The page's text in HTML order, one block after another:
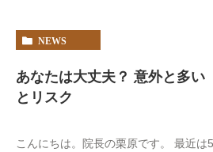
NEWS
あなたは大丈夫？ 意外と多い
とリスク
こんにちは。院長の栗原です。 最近は